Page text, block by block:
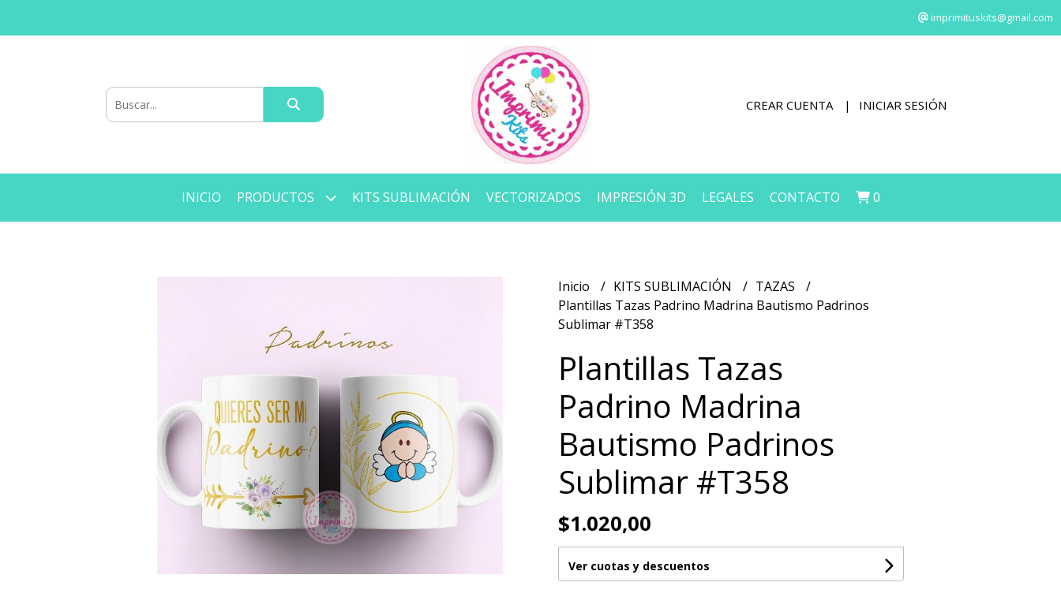
imprimituskits@gmail.com
CREAR CUENTA INICIAR SESIÓN
INICIO PRODUCTOS KITS SUBLIMACIÓN VECTORIZADOS IMPRESIÓN 3D LEGALES CONTACTO 0
Inicio KITS SUBLIMACIÓN
TAZAS
Plantillas Tazas Padrino Madrina Bautismo Padrinos
Sublimar #T358
Plantillas Tazas
Padrino Madrina
Bautismo Padrinos
Sublimar #T358
$1.020,00
Ver cuotas y descuentos